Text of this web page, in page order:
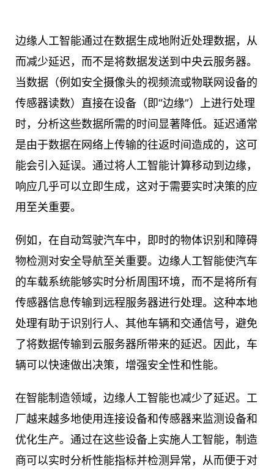
边缘人工智能通过在数据生成地附近处理数据，从
而减少延迟，而不是将数据发送到中央云服务器。
当数据（例如安全摄像头的视频流或物联网设备的
传感器读数）直接在设备（即“边缘”）上进行处理
时，分析这些数据所需的时间显著降低。延迟通常
是由于数据在网络上传输的往返时间造成的，这可
能会引入延误。通过将人工智能计算移动到边缘，
响应几乎可以立即生成，这对于需要实时决策的应
用至关重要。
例如，在自动驾驶汽车中，即时的物体识别和障碍
物检测对安全导航至关重要。边缘人工智能使汽车
的车载系统能够实时分析周围环境，而不是将所有
传感器信息传输到远程服务器进行处理。这种本地
处理有助于识别行人、其他车辆和交通信号，避免
了将数据传输到云服务器所带来的延迟。因此，车
辆可以快速做出决策，增强安全性和性能。
在智能制造领域，边缘人工智能也减少了延迟。工
厂越来越多地使用连接设备和传感器来监测设备和
优化生产。通过在这些设备上实施人工智能，制造
商可以实时分析性能指标并检测异常，从而便于对